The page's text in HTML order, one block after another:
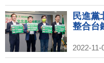
民進黨
整合台
2022-11-